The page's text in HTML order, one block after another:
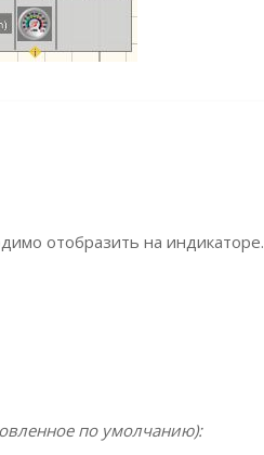
отобразить на индикаторе.
по умолчанию):